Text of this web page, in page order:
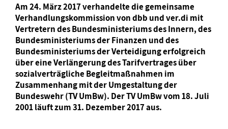
Am 24. März 2017 verhandelte die gemeinsame
Verhandlungskommission von dbb und ver.di mit
Vertretern des Bundesministeriums des Innern, des
Bundesministeriums der Finanzen und des
Bundesministeriums der Verteidigung erfolgreich
über eine Verlängerung des Tarifvertrages über
sozialverträgliche Begleitmaßnahmen im
Zusammenhang mit der Umgestaltung der
Bundeswehr (TV UmBw). Der TV UmBw vom 18. Juli
2001 läuft zum 31. Dezember 2017 aus.